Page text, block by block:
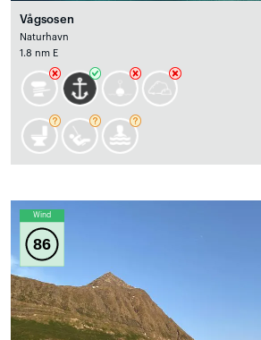
Vågsosen
Naturhavn
1.8 nm E
Wind
86